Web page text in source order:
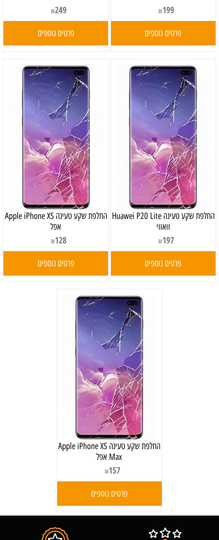
₪199
פרטים נוספים
₪249
פרטים נוספים
‏החלפת שקע טעינה Huawei P20 Lite
וואווי
₪197
פרטים נוספים
‏החלפת שקע טעינה Apple iPhone XS
אפל
₪128
פרטים נוספים
‏החלפת שקע טעינה Apple iPhone XS
Max אפל
₪157
פרטים נוספים